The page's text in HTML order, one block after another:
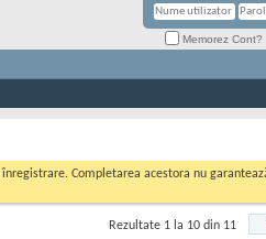
Memorez Cont?
Completarea acestora nu
Rezultate 1 la 10 din 11